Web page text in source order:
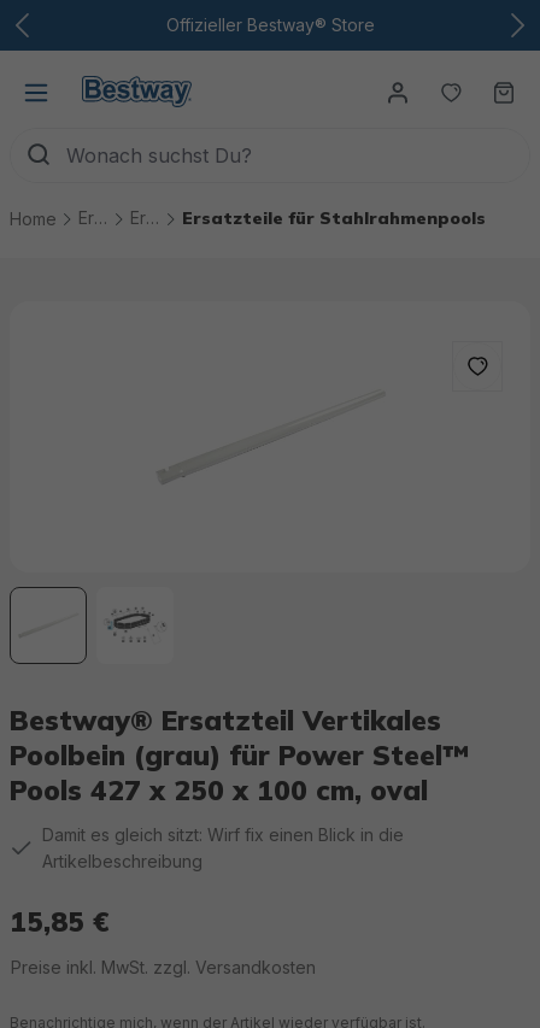
Zum Hauptinhalt Offizieller Bestway® Store
Du
Home Ersatzteile Ersatzteile Pools Ersatzteile für Stahlrahmenpools
Bestway® Ersatzteil Vertikales
Poolbein (grau) für Power Steel™
Pools 427 x 250 x 100 cm, oval
Damit es gleich sitzt: Wirf fix einen Blick in die
Artikelbeschreibung
15,85 €
Preise inkl. MwSt. zzgl. Versandkosten
Benachrichtige mich, wenn der Artikel wieder verfügbar ist.